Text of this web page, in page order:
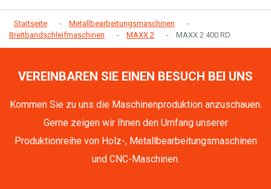
Startseite
Metallbearbeitungsmaschinen
Breitbandschleifmaschinen
MAXX 2 MAXX 2 400 RD
VEREINBAREN SIE EINEN BESUCH BEI UNS
Kommen Sie zu uns die Maschinenproduktion anzuschauen.
Gerne zeigen wir Ihnen den Umfang unserer
Produktionreihe von Holz-, Metallbearbeitungsmaschinen
und CNC-Maschinen.